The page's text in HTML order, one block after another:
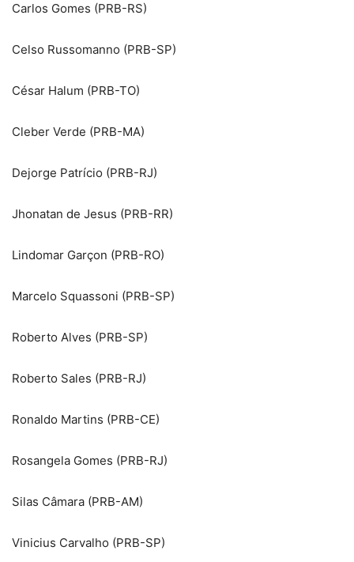
Carlos Gomes (PRB-RS)
Celso Russomanno (PRB-SP)
César Halum (PRB-TO)
Cleber Verde (PRB-MA)
Dejorge Patrício (PRB-RJ)
Jhonatan de Jesus (PRB-RR)
Lindomar Garçon (PRB-RO)
Marcelo Squassoni (PRB-SP)
Roberto Alves (PRB-SP)
Roberto Sales (PRB-RJ)
Ronaldo Martins (PRB-CE)
Rosangela Gomes (PRB-RJ)
Silas Câmara (PRB-AM)
Vinicius Carvalho (PRB-SP)